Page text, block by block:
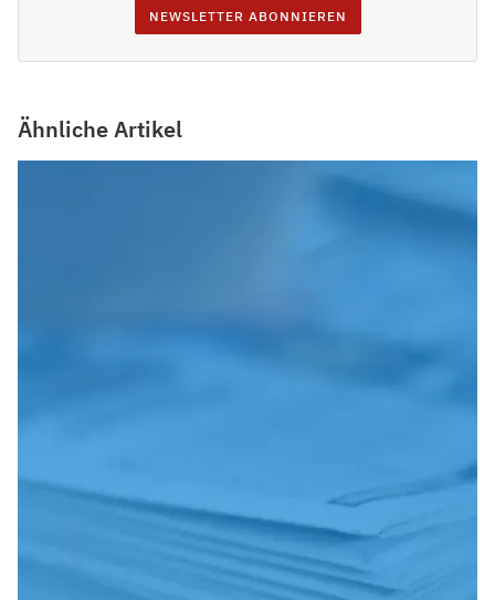
NEWSLETTER ABONNIEREN
Ähnliche Artikel